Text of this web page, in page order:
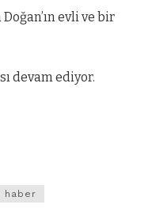
evli ve bir
devam ediyor.
haber